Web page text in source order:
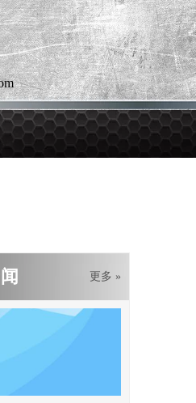
更多 »
基础
的基础用来防止管道不均匀沉陷造